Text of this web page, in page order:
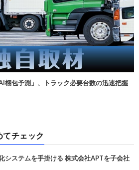
梱包予測」、トラック必要台数の迅速把握
てチェック
システムを手掛ける 株式会社APTを子会社